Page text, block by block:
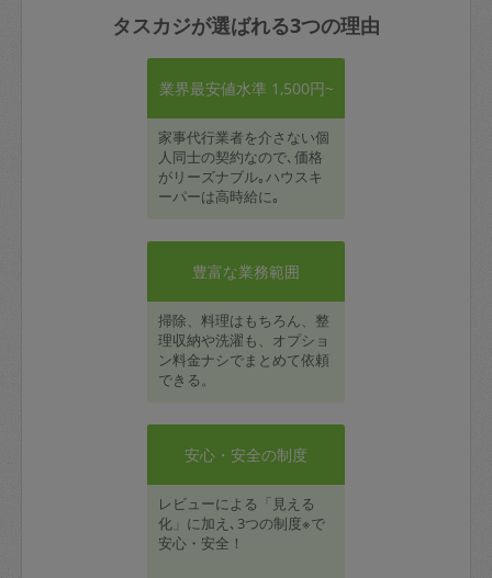
タスカジが選ばれる3つの理由
業界最安値水準 1,500円~
家事代行業者を介さない個
人同士の契約なので､価格
がリーズナブル｡ハウスキ
ーパーは高時給に｡
豊富な業務範囲
掃除、料理はもちろん、整
理収納や洗濯も、オプショ
ン料金ナシでまとめて依頼
できる。
安心・安全の制度
レビューによる「見える
化」に加え､3つの制度※で
安心・安全！